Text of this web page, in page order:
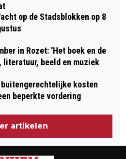
op de Stadsblokken op 8
in Rozet: 'Het boek en de
literatuur, beeld en muziek
kosten
beperkte vordering
artikelen